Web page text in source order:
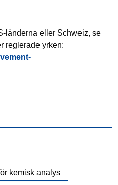
länderna eller Schweiz, se
reglerade yrken:
kemisk analys